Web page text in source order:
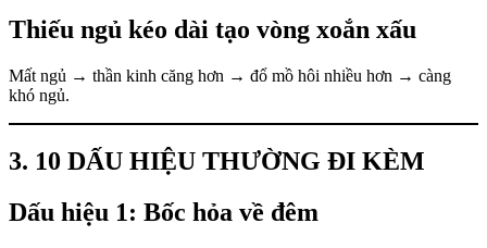
Thiếu ngủ kéo dài tạo vòng xoắn xấu
Mất ngủ → thần kinh căng hơn → đổ mồ hôi nhiều hơn → càng
khó ngủ.
3. 10 DẤU HIỆU THƯỜNG ĐI KÈM
Dấu hiệu 1: Bốc hỏa về đêm